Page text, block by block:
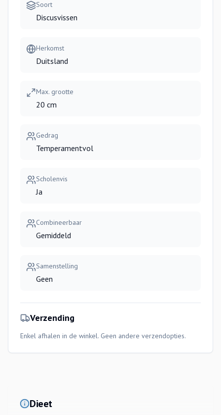
Soort
Discusvissen
Herkomst
Duitsland
Max. grootte
20 cm
Gedrag
Temperamentvol
Scholenvis
Ja
Combineerbaar
Gemiddeld
Samenstelling
Geen
Verzending
Enkel afhalen in de winkel. Geen andere verzendopties.
Dieet